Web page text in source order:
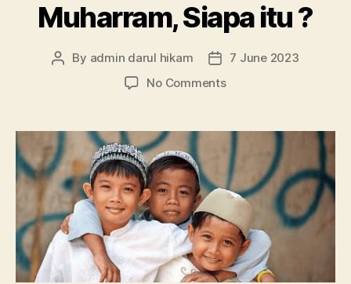
Muharram, Siapa itu ?
Post
By admin darul hikam
Post
date
7 June 2023
No Commentson
di
Bulan
Muharram,
Siapa
itu
?